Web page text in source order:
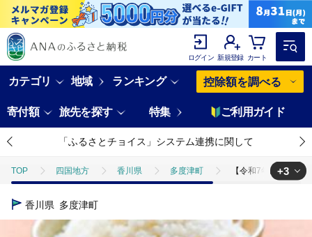
ログイン 新規登録 カート
カテゴリ 地域 ランキング 控除額を調べる
寄付額 旅先を探す 特集 ご利用ガイド
「ふるさとチョイス」システム連携に関して
TOP 四国地方 香川県 多度津町 【令和7年産】多度
TOP
米・穀物 米 精米 【令和7年産】多度津町産お
+3
香川県 多度津町